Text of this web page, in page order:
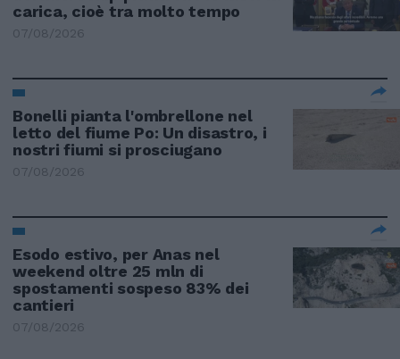
carica, cioè tra molto tempo
07/08/2026
Bonelli pianta l'ombrellone nel
letto del fiume Po: Un disastro, i
nostri fiumi si prosciugano
07/08/2026
Esodo estivo, per Anas nel
weekend oltre 25 mln di
spostamenti sospeso 83% dei
cantieri
07/08/2026